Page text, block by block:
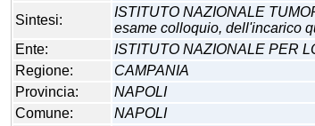
Sintesi:
ISTITUTO NAZIONALE
esame colloquio, dell'incarico
Ente:
ISTITUTO NAZIONALE PER
Regione:
CAMPANIA
Provincia:
NAPOLI
Comune:
NAPOLI